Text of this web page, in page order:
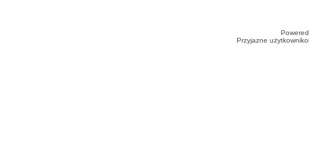
Przyjazne